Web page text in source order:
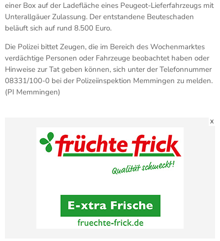
einer Box auf der Ladefläche eines Peugeot-Lieferfahrzeugs mit
Unterallgäuer Zulassung. Der entstandene Beuteschaden
beläuft sich auf rund 8.500 Euro.
Die Polizei bittet Zeugen, die im Bereich des Wochenmarktes
verdächtige Personen oder Fahrzeuge beobachtet haben oder
Hinweise zur Tat geben können, sich unter der Telefonnummer
08331/100-0 bei der Polizeiinspektion Memmingen zu melden.
(PI Memmingen)
X